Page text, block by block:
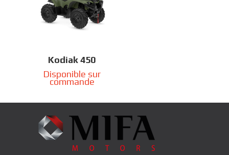
Kodiak 450
Disponible sur
commande